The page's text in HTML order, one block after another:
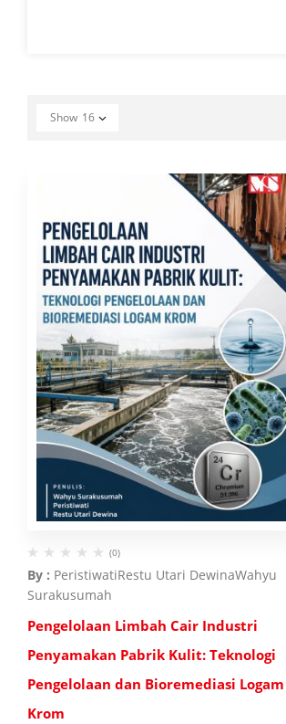
Show 16
(0)
By : PeristiwatiRestu Utari DewinaWahyu
Surakusumah
Pengelolaan Limbah Cair Industri
Penyamakan Pabrik Kulit: Teknologi
Pengelolaan dan Bioremediasi Logam
Krom